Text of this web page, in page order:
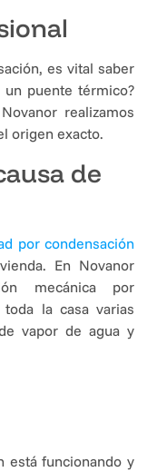
es vital saber
puente térmico?
realizamos
origen exacto.
de
por condensación
En Novanor
mecánica por
la casa varias
vapor de agua y
está funcionando y